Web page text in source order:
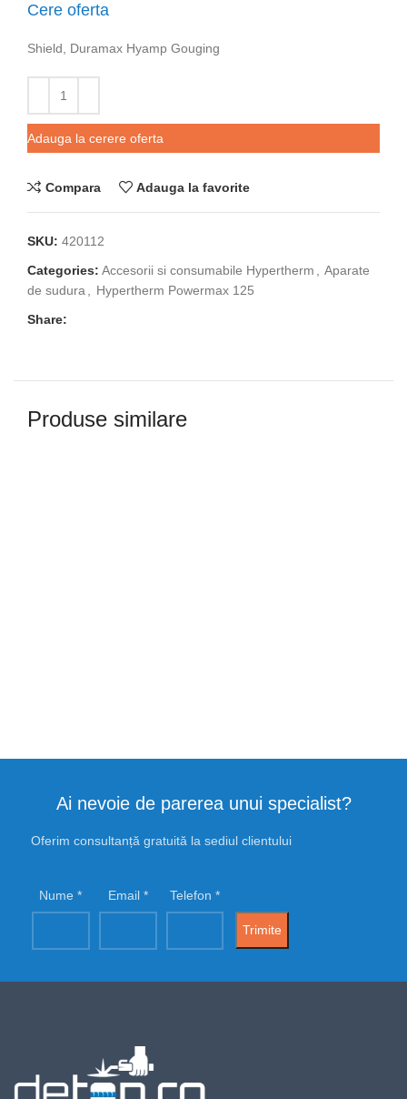
Cere oferta
Shield, Duramax Hyamp Gouging
Adauga la cerere oferta
Compara Adauga la favorite
SKU: 420112
Categories: Accesorii si consumabile Hypertherm
Aparate
de sudura
Hypertherm Powermax 125
Share:
Produse similare
Ai nevoie de parerea unui specialist?
Oferim consultanță gratuită la sediul clientului
Nume Email Telefon